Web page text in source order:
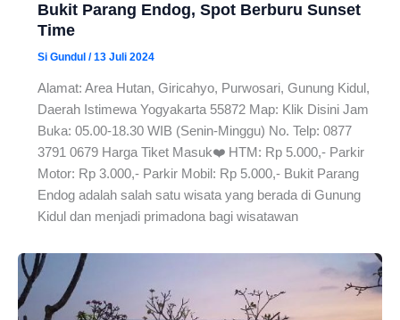
Bukit Parang Endog, Spot Berburu Sunset
Time
Si Gundul /13 Juli 2024
Alamat: Area Hutan, Giricahyo, Purwosari, Gunung Kidul,
Daerah Istimewa Yogyakarta 55872 Map: Klik Disini Jam
Buka: 05.00-18.30 WIB (Senin-Minggu) No. Telp: 0877
3791 0679 Harga Tiket Masuk❤️ HTM: Rp 5.000,- Parkir
Motor: Rp 3.000,- Parkir Mobil: Rp 5.000,- Bukit Parang
Endog adalah salah satu wisata yang berada di Gunung
Kidul dan menjadi primadona bagi wisatawan